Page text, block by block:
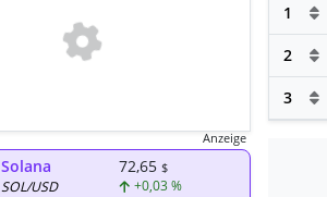
Anzeige
Solana
SOL/USD
72,65 $
+0,03 %
1
2
3